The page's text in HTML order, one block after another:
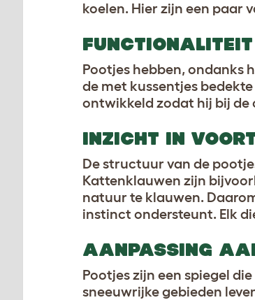
koelen. Hier zijn een paar
Pootjes hebben, ondanks
de met kussentjes
ontwikkeld zodat hij bij de
INZICHT IN
De structuur van de
Kattenklauwen zijn
natuur te klauwen.
instinct ondersteunt. Elk
AANPASSING
Pootjes zijn een spiegel
sneeuwrijke gebieden